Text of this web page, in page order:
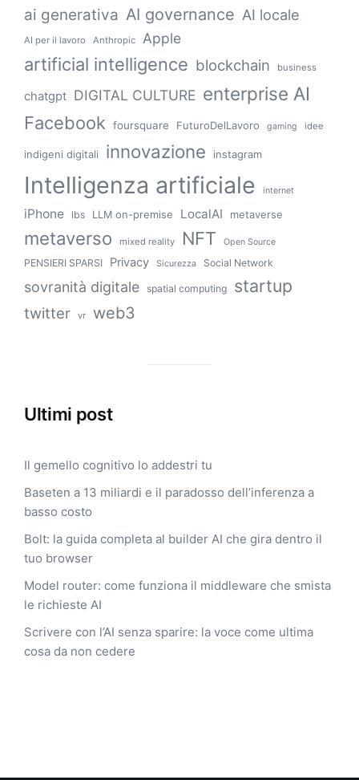
ai generativa AI governance AI locale
AI per il lavoro Anthropic Apple
artificial intelligence blockchain business
chatgpt DIGITAL CULTURE enterprise AI
Facebook foursquare FuturoDelLavoro gaming idee
indigeni digitali innovazione instagram
Intelligenza artificiale internet
iPhone lbs LLM on-premise LocalAI metaverse
metaverso mixed reality NFT Open Source
PENSIERI SPARSI Privacy Sicurezza Social Network
sovranità digitale spatial computing startup
twitter vr web3
Ultimi post
Il gemello cognitivo lo addestri tu
Baseten a 13 miliardi e il paradosso dell’inferenza a
basso costo
Bolt: la guida completa al builder AI che gira dentro il
tuo browser
Model router: come funziona il middleware che smista
le richieste AI
Scrivere con l’AI senza sparire: la voce come ultima
cosa da non cedere